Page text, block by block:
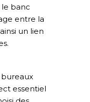
banc
entre la
un lien
essentiel